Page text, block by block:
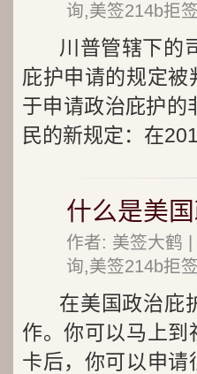
询,美签214b拒
川普管辖下的
庇护申请的规定
于申请政治庇护的
民的新规定：在
什么是美
作者: 美签大鹤 |
询,美签214b拒
在美国政治庇
作。你可以马上
卡后，你可以申